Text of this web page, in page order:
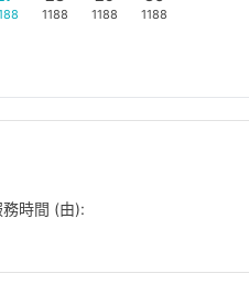
1188 1188 1188
務時間 (由):